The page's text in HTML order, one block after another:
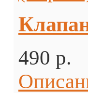
490 p.